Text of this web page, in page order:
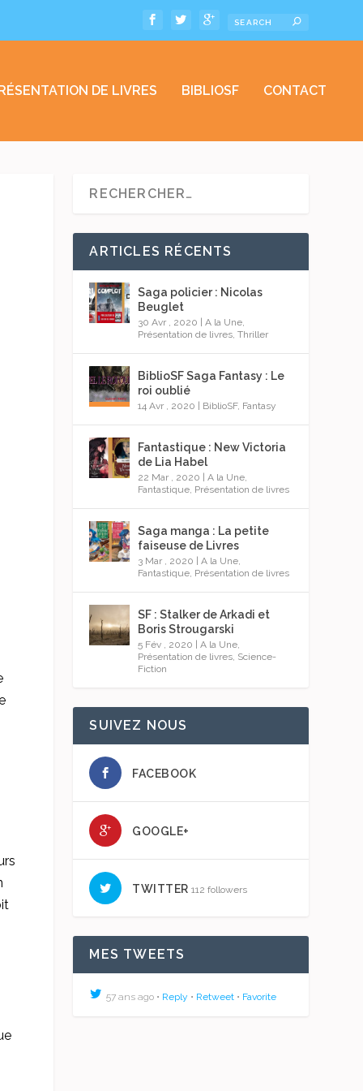
DE LIVRES BIBLIOSF CONTACT
ARTICLES RÉCENTS
Saga policier : Nicolas
Beuglet
30 Avr , 2020 |A la Une,
Présentation de livres,Thriller
BiblioSF Saga Fantasy : Le
roi oublié
14 Avr , 2020 BiblioSF, Fantasy
Fantastique : New Victoria
de Lia Habel
22 Mar , 2020 |A la Une,
Fantastique, Présentation de livres
Saga manga : La petite
faiseuse de Livres
3 Mar , 2020 |A la Une,
Fantastique, Présentation de livres
SF : Stalker de Arkadi et
Boris Strougarski
5 Fév , 2020 |A la Une,
Présentation de livres, Science-
Fiction
SUIVEZ NOUS
FACEBOOK
GOOGLE+
TWITTER 112 followers
MES TWEETS
57 ans ago • Reply • Retweet • Favorite